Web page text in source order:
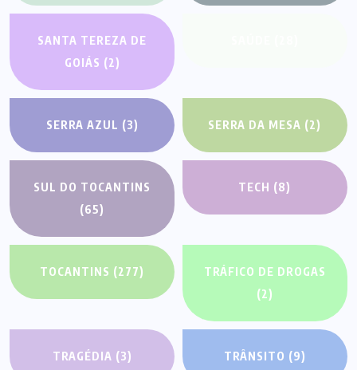
SANTA TEREZA DE
GOIÁS (2)
SERRA AZUL (3) SERRA DA MESA (2)
SUL DO TOCANTINS
(65)
TECH (8)
TOCANTINS (277)
TRÁFICO DE DROGAS
(2)
TRAGÉDIA (3) TRÂNSITO (9)